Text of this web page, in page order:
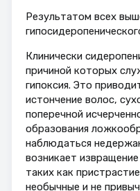
Результатом всех
Клинически
причиной которых
гипоксия. Это
истончение волос,
поперечной
образования
наблюдаться
возникает
таких как
необычные и не